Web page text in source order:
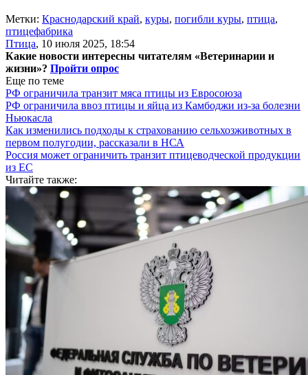
Метки: Краснодарский край, куры, погибли куры, птица,
птицефабрика
Птица, 10 июля 2025, 18:54
Какие новости интересны читателям «Ветеринарии и
жизни»? Пройти опрос
Еще по теме
РФ ограничила транзит мяса птицы из Евросоюза
РФ ограничила ввоз птицы и яйца из Камбоджи из-за болезни
Ньюкасла
Как изменились подходы к страхованию сельхозживотных в
первом полугодии, рассказали в НСА
Россия может ограничить транзит птицеводческой продукции
из ЕС
Читайте также: